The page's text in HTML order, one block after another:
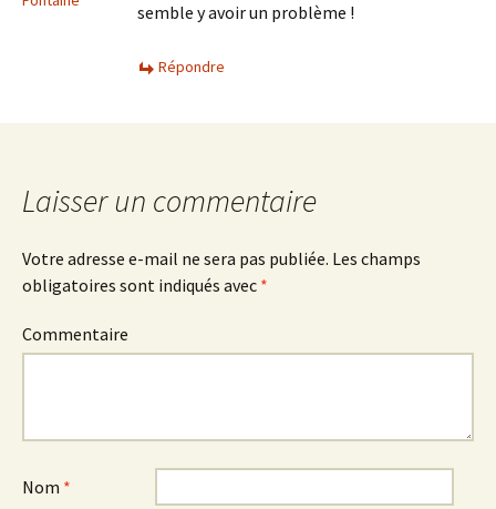
semble y avoir un problème !
Répondre
Laisser un commentaire
Votre adresse e-mail ne sera pas publiée. Les champs
obligatoires sont indiqués avec *
Commentaire
Nom *